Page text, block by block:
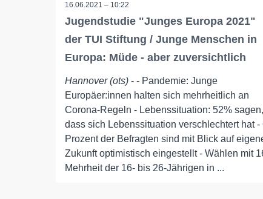
16.06.2021 – 10:22
Jugendstudie "Junges Europa 2021"
der TUI Stiftung / Junge Menschen in
Europa: Müde - aber zuversichtlich
Hannover (ots) - - Pandemie: Junge
Europäer:innen halten sich mehrheitlich an
Corona-Regeln - Lebenssituation: 52% sagen,
dass sich Lebenssituation verschlechtert hat -
Prozent der Befragten sind mit Blick auf
Zukunft optimistisch eingestellt - Wählen mit
Mehrheit der 16- bis 26-Jährigen in ...